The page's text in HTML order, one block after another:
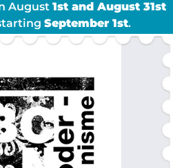
August 1st and August 31st
September 1st.